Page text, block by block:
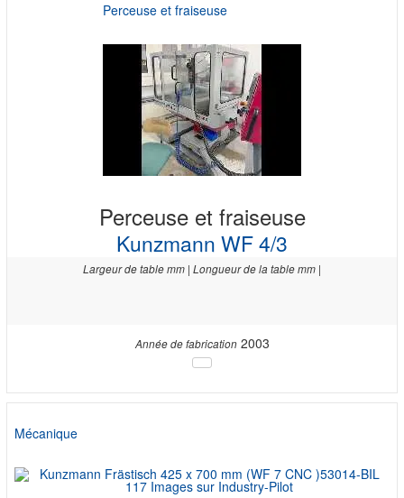
Perceuse et fraiseuse
Perceuse et fraiseuse
Kunzmann WF 4/3
Largeur de table mm | Longueur de la table mm |
Année de fabrication2003
Mécanique